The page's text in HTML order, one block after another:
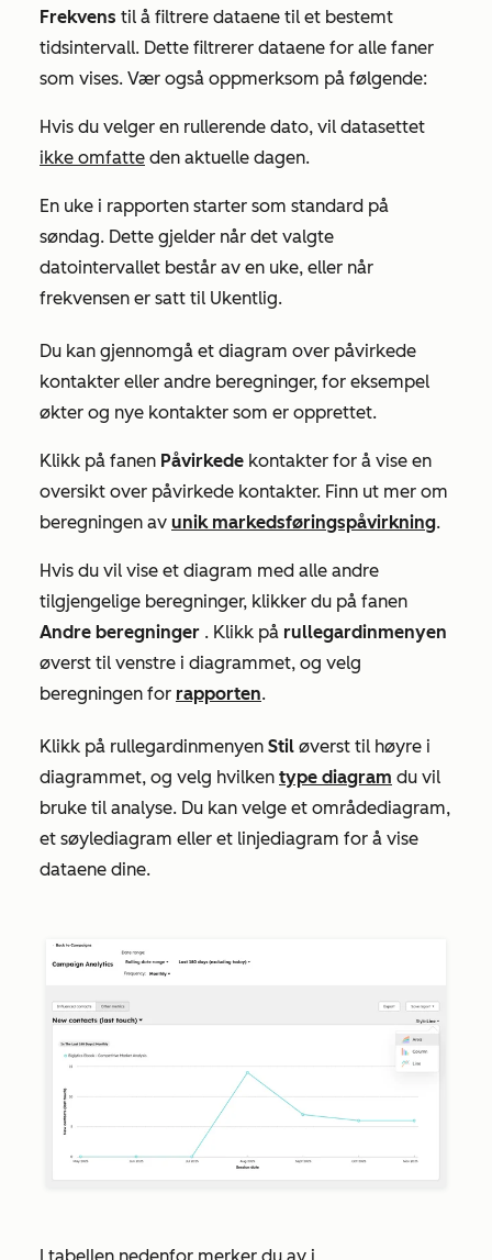
Frekvens til å filtrere dataene til et bestemt
tidsintervall. Dette filtrerer dataene for alle faner
som vises. Vær også oppmerksom på følgende:
Hvis du velger en rullerende dato, vil datasettet
ikke omfatte den aktuelle dagen.
En uke i rapporten starter som standard på
søndag. Dette gjelder når det valgte
datointervallet består av en uke, eller når
frekvensen er satt til Ukentlig.
Du kan gjennomgå et diagram over påvirkede
kontakter eller andre beregninger, for eksempel
økter og nye kontakter som er opprettet.
Klikk på fanen Påvirkede kontakter for å vise en
oversikt over påvirkede kontakter. Finn ut mer om
beregningen av unik markedsføringspåvirkning.
Hvis du vil vise et diagram med alle andre
tilgjengelige beregninger, klikker du på fanen
Andre beregninger . Klikk på rullegardinmenyen
øverst til venstre i diagrammet, og velg
beregningen for rapporten.
Klikk på rullegardinmenyen Stil øverst til høyre i
diagrammet, og velg hvilken type diagram du vil
bruke til analyse. Du kan velge et områdediagram,
et søylediagram eller et linjediagram for å vise
dataene dine.